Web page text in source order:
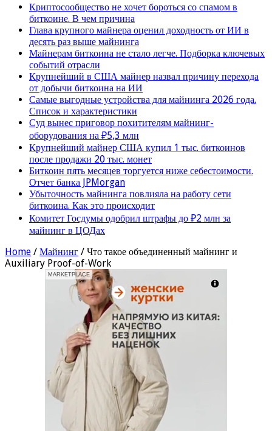
Криптосообщество не хочет бороться со спамом в
биткоине. В чем причина
Глава крупного майнера оценил доходность от ИИ в
десять раз выше майнинга
Майнерам биткоина не стало легче. Подборка ключевых
событий отрасли
Крупнейший в США майнер назвал причину перехода
от добычи биткоина на ИИ
Самые выгодные устройства для майнинга 2026 года.
Список и характеристики
Суд вынес приговор похитителям майнинг-
оборудования на ₽5,3 млн
Крупнейший майнер США купил 1 тыс. биткоинов
после продажи 20 тыс. монет
Биткоин пять месяцев торгуется ниже себестоимости.
Отчет банка JPMorgan
Убыточность майнинга повлияла на работу сети
биткоина. Как это происходит
Комитет Госдумы одобрил штрафы до ₽2 млн за
майнинг в ЦОДах
Home / Майнинг / Что такое объединенный майнинг и
Auxiliary Proof-of-Work
MARKETPLACE